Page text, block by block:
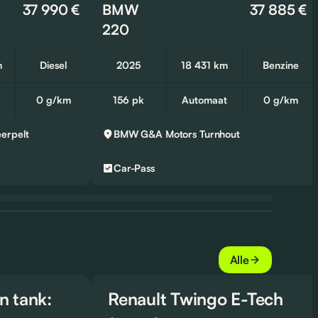
37 990 €
Diesel
0 g/km
BMW
220
37 885 €
2025 18 431 km Benzine
156 pk Automaat 0 g/km
BMW G&A Motors Turnhout
Car-Pass
Alle
tank:
Renault Twingo E-Tech